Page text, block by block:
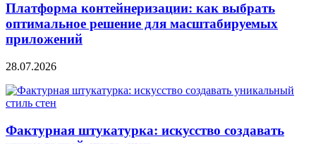
Платформа контейнеризации: как выбрать
оптимальное решение для масштабируемых
приложений
28.07.2026
Фактурная штукатурка: искусство создавать